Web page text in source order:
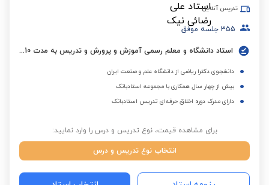
تدریس آنلاین
355 جلسه موفق
استاد دانشگاه و معلم رسمی آموزش و پرورش و تدریس به مدت 10 سال در مدارس تیزهوشان، شاهد، غیرانتفاعی و آموزشگاه ها
دانشجوی دکترا ریاضی از دانشگاه علم و صنعت ایران
بیش از چهار سال همکاری با مجموعه استادبانک
دارای مدرک دوره اخلاق حرفه‌ای تدریس استادبانک
برای مشاهده قیمت، نوع تدریس و درس را وارد نمایید:
انتخاب نوع تدریس و درس